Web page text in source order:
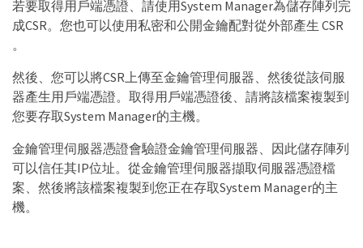
若要取得用戶端憑證、請使用System Manager為儲存陣列完
成CSR。您也可以使用私密和公開金鑰配對從外部產生 CSR
。
然後、您可以將CSR上傳至金鑰管理伺服器、然後從該伺服
器產生用戶端憑證。取得用戶端憑證後、請將該檔案複製到
您要存取System Manager的主機。
金鑰管理伺服器憑證會驗證金鑰管理伺服器、因此儲存陣列
可以信任其IP位址。從金鑰管理伺服器擷取伺服器憑證檔
案、然後將該檔案複製到您正在存取System Manager的主
機。